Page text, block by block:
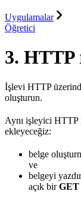
Uygulamalar
Öğretici
3. HTTP
İşlevi HTTP
oluşturun.
Aynı işleyici HTTP
ekleyeceğiz:
belge
ve
belgeyi
açık birGET